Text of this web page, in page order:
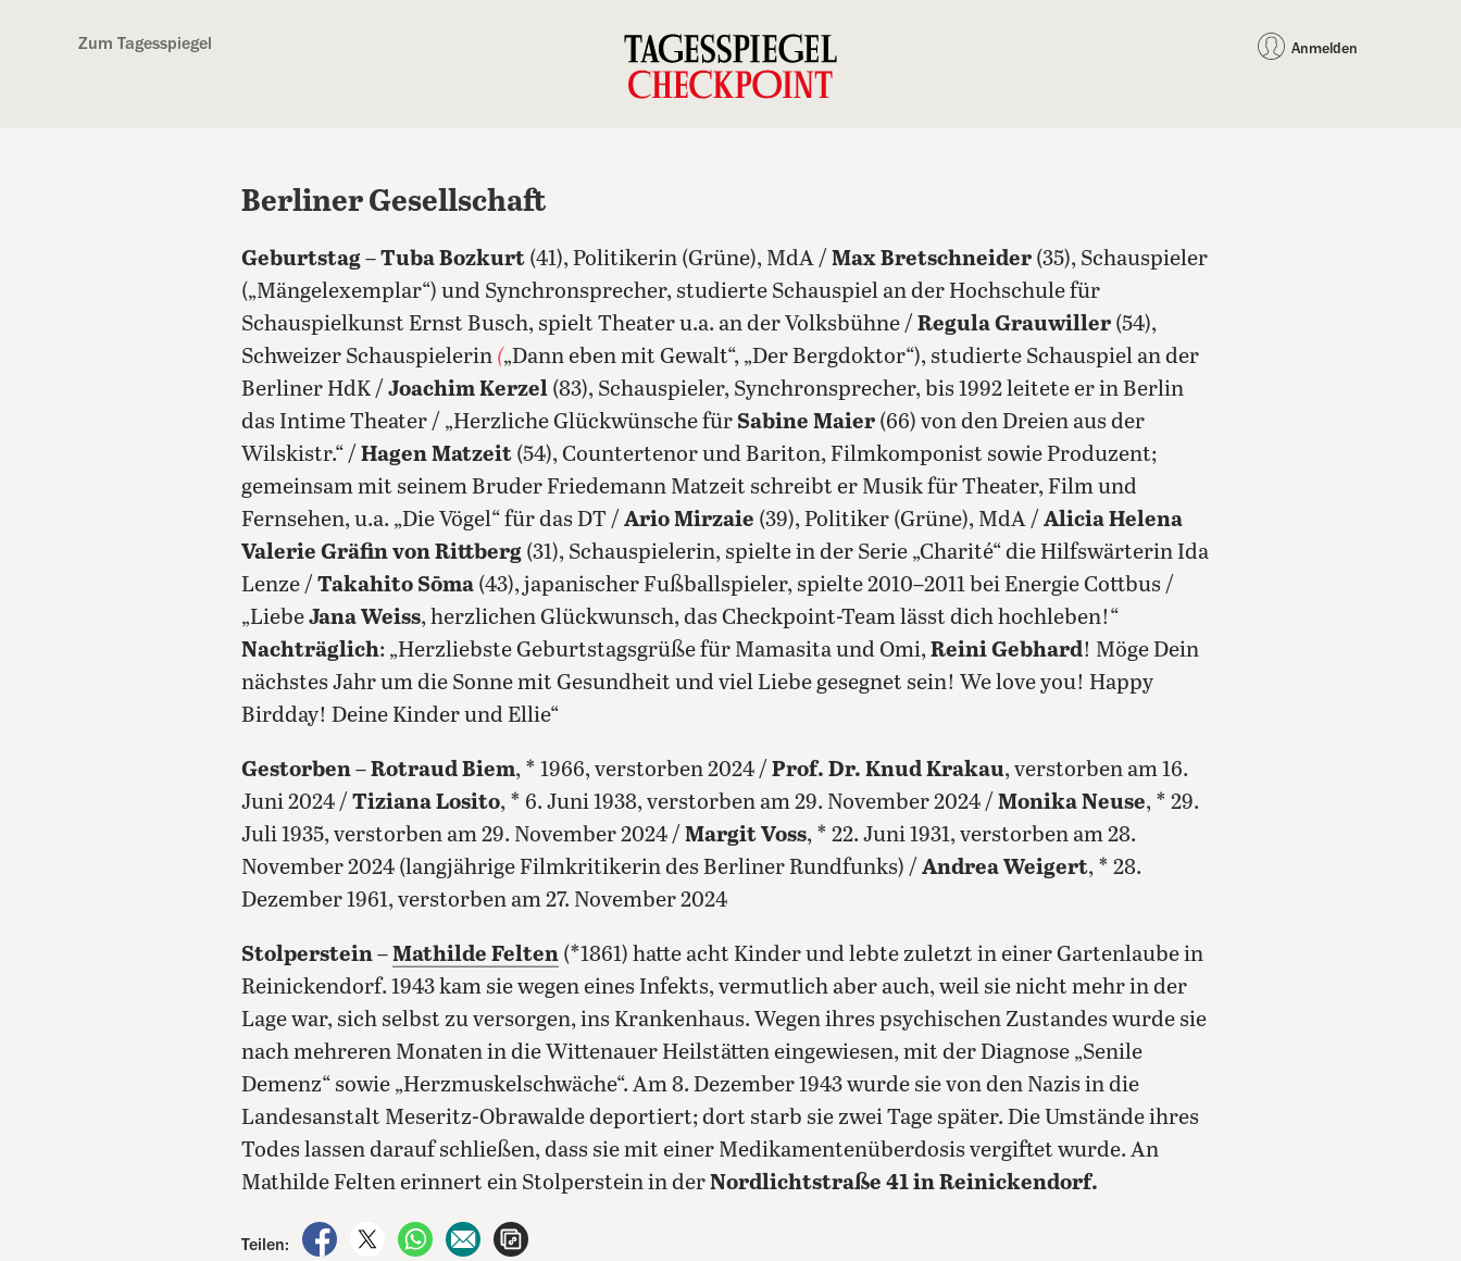
Zum Tagesspiegel Anmelden
Berliner Gesellschaft
Geburtstag –Tuba Bozkurt (41), Politikerin (Grüne), MdA / Max Bretschneider (35), Schauspieler
(„Mängelexemplar“) und Synchronsprecher, studierte Schauspiel an der Hochschule für
Schauspielkunst Ernst Busch, spielt Theater u.a. an der Volksbühne / Regula Grauwiller (54),
Schweizer Schauspielerin („Dann eben mit Gewalt“, „Der Bergdoktor“), studierte Schauspiel an der
Berliner HdK / Joachim Kerzel (83), Schauspieler, Synchronsprecher, bis 1992 leitete er in Berlin
das Intime Theater / „Herzliche Glückwünsche für Sabine Maier (66) von den Dreien aus der
Wilskistr.“ / Hagen Matzeit (54), Countertenor und Bariton, Filmkomponist sowie Produzent;
gemeinsam mit seinem Bruder Friedemann Matzeit schreibt er Musik für Theater, Film und
Fernsehen, u.a. „Die Vögel“ für das DT / Ario Mirzaie (39), Politiker (Grüne), MdA / Alicia Helena
Valerie Gräfin von Rittberg (31), Schauspielerin, spielte in der Serie „Charité“ die Hilfswärterin Ida
Lenze / Takahito Sōma (43), japanischer Fußballspieler, spielte 2010–2011 bei Energie Cottbus /
„LiebeJana Weiss, herzlichen Glückwunsch, das Checkpoint-Team lässt dich hochleben!“
Nachträglich: „Herzliebste Geburtstagsgrüße für Mamasita und Omi,Reini Gebhard! Möge Dein
nächstes Jahr um die Sonne mit Gesundheit und viel Liebe gesegnet sein! We love you! Happy
Birdday! Deine Kinder und Ellie“
Gestorben–Rotraud Biem, * 1966, verstorben 2024 / Prof. Dr. Knud Krakau, verstorben am 16.
Juni 2024 / Tiziana Losito, * 6. Juni 1938, verstorben am 29. November 2024 / Monika Neuse, * 29.
Juli 1935, verstorben am 29. November 2024 / Margit Voss, * 22. Juni 1931, verstorben am 28.
November 2024 (langjährige Filmkritikerin des Berliner Rundfunks) / Andrea Weigert, * 28.
Dezember 1961, verstorben am 27. November 2024
Stolperstein–Mathilde Felten (*1861) hatte acht Kinder und lebte zuletzt in einer Gartenlaube in
Reinickendorf. 1943 kam sie wegen eines Infekts, vermutlich aber auch, weil sie nicht mehr in der
Lage war, sich selbst zu versorgen, ins Krankenhaus. Wegen ihres psychischen Zustandes wurde sie
nach mehreren Monaten in die Wittenauer Heilstätten eingewiesen, mit der Diagnose „Senile
Demenz“ sowie „Herzmuskelschwäche“. Am 8. Dezember 1943 wurde sie von den Nazis in die
Landesanstalt Meseritz-Obrawalde deportiert; dort starb sie zwei Tage später. Die Umstände ihres
Todes lassen darauf schließen, dass sie mit einer Medikamentenüberdosis vergiftet wurde. An
Mathilde Felten erinnert ein Stolperstein in derNordlichtstraße 41 in Reinickendorf.
Teilen:
auf Facebook teilen
auf X teilenper WhatsApp teilen
per E-Mail teilen